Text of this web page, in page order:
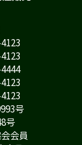
号
号
会員